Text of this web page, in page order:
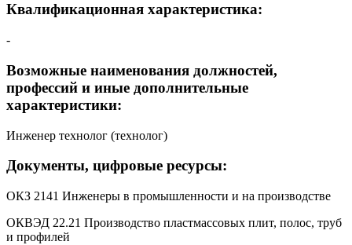
Квалификационная характеристика:
-
Возможные наименования должностей,
профессий и иные дополнительные
характеристики:
Инженер технолог (технолог)
Документы, цифровые ресурсы:
ОКЗ 2141 Инженеры в промышленности и на производстве
ОКВЭД 22.21 Производство пластмассовых плит, полос, труб
и профилей